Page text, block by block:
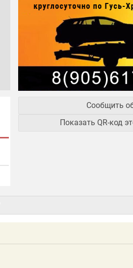
Сообщить
Показать QR-код